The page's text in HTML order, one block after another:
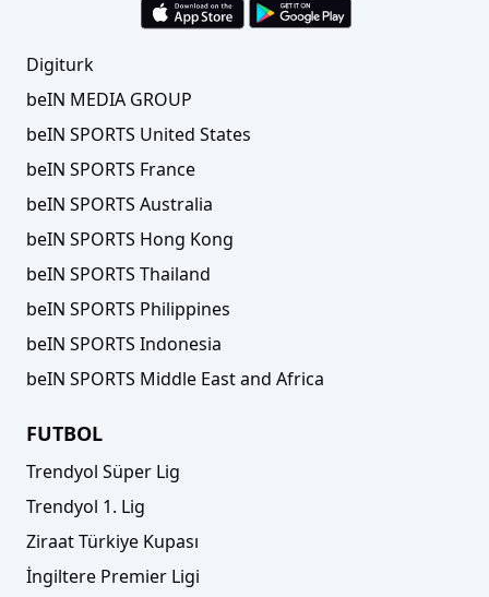
Digiturk
beIN MEDIA GROUP
beIN SPORTS United States
beIN SPORTS France
beIN SPORTS Australia
beIN SPORTS Hong Kong
beIN SPORTS Thailand
beIN SPORTS Philippines
beIN SPORTS Indonesia
beIN SPORTS Middle East and Africa
FUTBOL
Trendyol Süper Lig
Trendyol 1. Lig
Ziraat Türkiye Kupası
İngiltere Premier Ligi